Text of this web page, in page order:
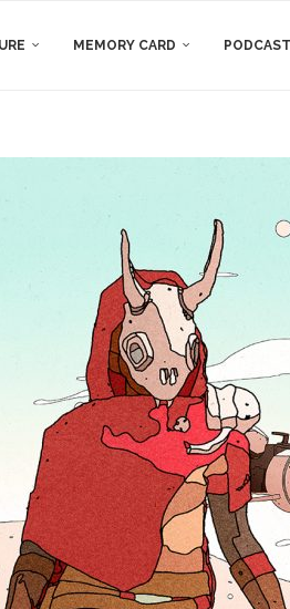
MEMORY CARD